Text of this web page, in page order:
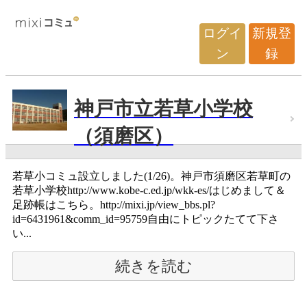
ログイ
ン
新規登
録
神戸市立若草小学校
（須磨区）
若草小コミュ設立しました(1/26)。神戸市須磨区若草町の
若草小学校http://www.kobe-c.ed.jp/wkk-es/はじめまして＆
足跡帳はこちら。http://mixi.jp/view_bbs.pl?
id=6431961&comm_id=95759自由にトピックたてて下さ
い...
続きを読む